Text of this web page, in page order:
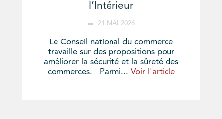
l’Intérieur
21 MAI 2026
Le Conseil national du commerce
travaille sur des propositions pour
améliorer la sécurité et la sûreté des
commerces. Parmi... Voir l'article